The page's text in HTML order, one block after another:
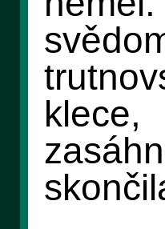
klece,